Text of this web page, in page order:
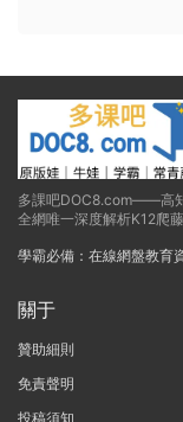
多課吧DOC8.com——高
全網唯一深度解析K12爬
學霸必備：在線網盤教育
關于
贊助細則
免責聲明
投稿須知